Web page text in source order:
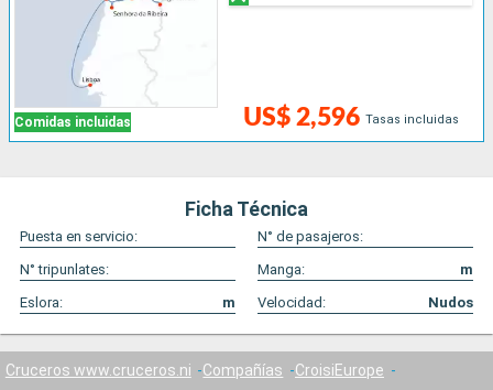
Comidas incluidas US$ 2,596 Tasas incluidas
Ficha Técnica
Puesta en servicio:
N° de pasajeros:
N° tripunlates:
Manga:
m
Eslora:
m Velocidad: Nudos
Cruceros www.cruceros.ni Compañías
CroisiEurope